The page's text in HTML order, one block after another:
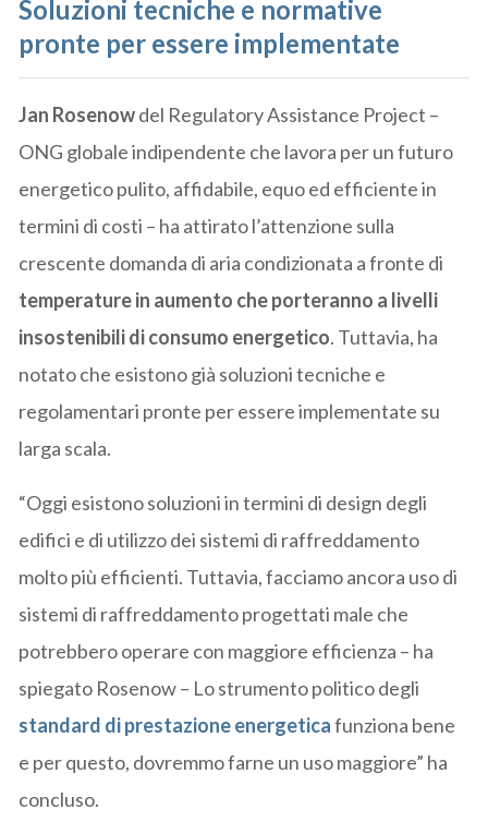
Soluzioni tecniche e normative
pronte per essere implementate
Jan Rosenowdel Regulatory Assistance Project –
ONG globale indipendente che lavora per un futuro
energetico pulito, affidabile, equo ed efficiente in
termini di costi – ha attirato l’attenzione sulla
crescente domanda di aria condizionata a fronte di
temperature in aumento che porteranno a livelli
insostenibili di consumo energetico. Tuttavia, ha
notato che esistono già soluzioni tecniche e
regolamentari pronte per essere implementate su
larga scala.
“Oggi esistono soluzioni in termini di design degli
edifici e di utilizzo dei sistemi di raffreddamento
molto più efficienti. Tuttavia, facciamo ancora uso di
sistemi di raffreddamento progettati male che
potrebbero operare con maggiore efficienza – ha
spiegato Rosenow – Lo strumento politico degli
standard di prestazione energeticafunziona bene
e per questo, dovremmo farne un uso maggiore” ha
concluso.